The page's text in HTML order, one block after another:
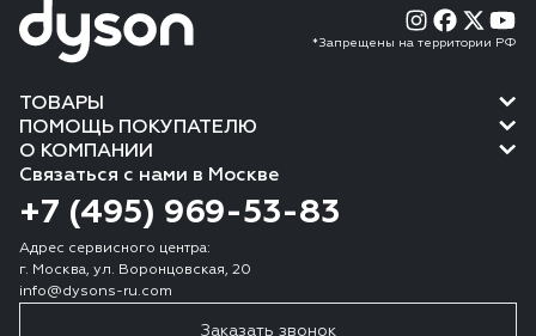
*Запрещены на территории РФ
ТОВАРЫ
ПОМОЩЬ ПОКУПАТЕЛЮ
О КОМПАНИИ
Связаться с нами в Москве
+7 (495) 969-53-83
Адрес сервисного центра:
г. Москва, ул. Воронцовская, 20
info@dysons-ru.com
Заказать звонок